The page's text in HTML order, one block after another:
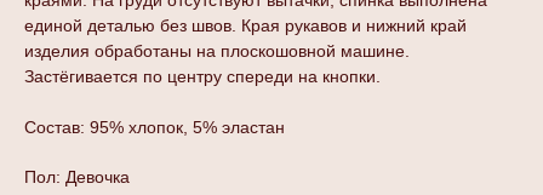
единой деталью без швов. Края рукавов и нижний край
изделия обработаны на плоскошовной машине.
Застёгивается по центру спереди на кнопки.
Состав: 95% хлопок, 5% эластан
Пол: Девочка